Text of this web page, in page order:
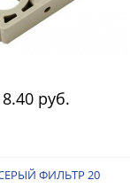
8.40 руб.
ФИЛЬТР 20